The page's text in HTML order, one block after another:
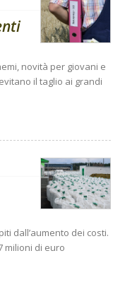
novità per giovani e
il taglio ai grandi
dall’aumento dei costi.
milioni di euro